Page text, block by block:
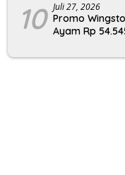
10 Juli 27, 2026
Promo
Ayam Rp